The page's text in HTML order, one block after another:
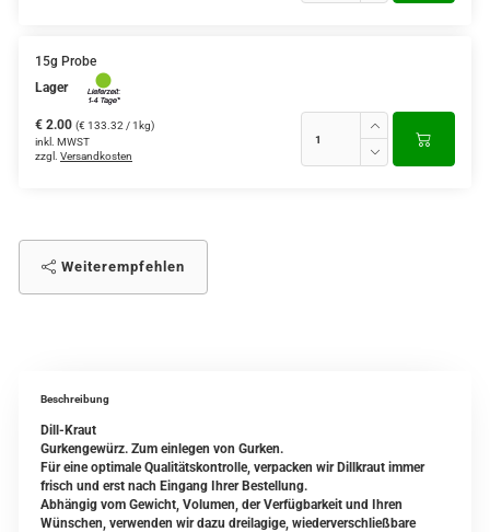
15g Probe
Lager
€ 2.00 (€ 133.32 / 1kg)
inkl. MWST
zzgl. Versandkosten
Weiterempfehlen
Beschreibung
Dill-Kraut
Gurkengewürz. Zum einlegen von Gurken.
Für eine optimale Qualitätskontrolle, verpacken wir Dillkraut immer
frisch und erst nach Eingang Ihrer Bestellung.
Abhängig vom Gewicht, Volumen, der Verfügbarkeit und Ihren
Wünschen, verwenden wir dazu dreilagige, wiederverschließbare